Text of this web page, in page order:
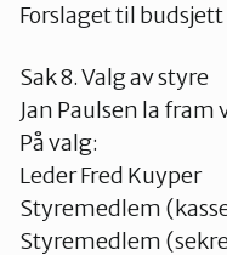
Forslaget til
Sak 8. Valg av styre
Jan Paulsen la
På valg:
Leder Fred Kuyper
Styremedlem
Styremedlem